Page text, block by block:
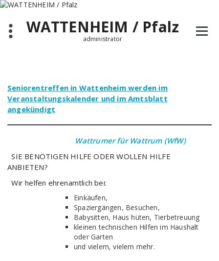
Zum
springenWATTENHEIM / Pfalz
administrator
Seniorentreffen in Wattenheim werden im
Veranstaltungskalender und im Amtsblatt
angekündigt
Wattrumer für Wattrum (WfW)
SIE BENÖTIGEN HILFE ODER WOLLEN HILFE
ANBIETEN?
Wir helfen ehrenamtlich bei:
Einkäufen,
Spaziergängen, Besuchen,
Babysitten, Haus hüten, Tierbetreuung
kleinen technischen Hilfen im Haushalt
oder Garten
und vielem, vielem mehr.